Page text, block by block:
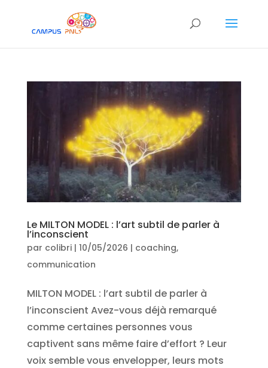
Le MILTON MODEL : l’art subtil de parler à
l’inconscient
par colibri| 10/05/2026 | coaching,
communication
MILTON MODEL : l’art subtil de parler à
l’inconscient Avez-vous déjà remarqué
comme certaines personnes vous
captivent sans même faire d’effort ? Leur
voix semble vous envelopper, leurs mots